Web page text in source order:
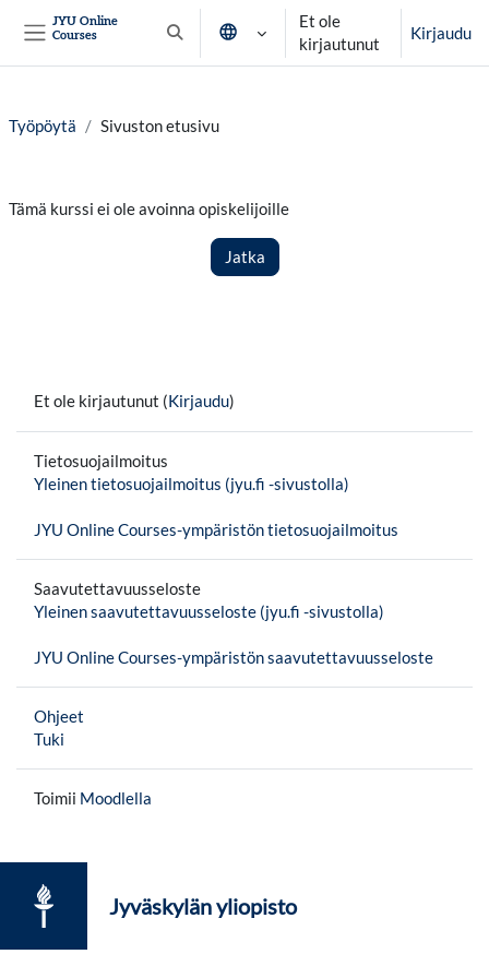
JYU Online
Courses
Vaihda hakusyöttöä
Et ole
kirjautunut
Kirjaudu
Työpöytä Sivuston etusivu
Tämä kurssi ei ole avoinna opiskelijoille
Jatka
Et ole kirjautunut (Kirjaudu)
Tietosuojailmoitus
Yleinen tietosuojailmoitus (jyu.fi -sivustolla)
JYU Online Courses-ympäristön tietosuojailmoitus
Saavutettavuusseloste
Yleinen saavutettavuusseloste (jyu.fi -sivustolla)
JYU Online Courses-ympäristön saavutettavuusseloste
Ohjeet
Tuki
Toimii Moodlella
Jyväskylän yliopisto